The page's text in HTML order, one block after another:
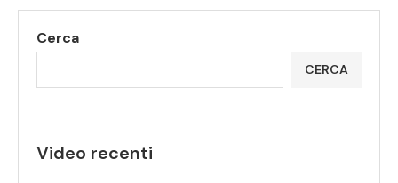
Cerca
CERCA
Video recenti